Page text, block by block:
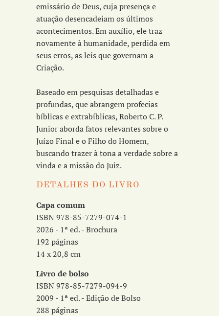
emissário de Deus, cuja presença e
atuação desencadeiam os últimos
acontecimentos. Em auxílio, ele traz
novamente à humanidade, perdida em
seus erros, as leis que governam a
Criação.
Baseado em pesquisas detalhadas e
profundas, que abrangem profecias
bíblicas e extrabíblicas, Roberto C. P.
Junior aborda fatos relevantes sobre o
Juízo Final e o Filho do Homem,
buscando trazer à tona a verdade sobre a
vinda e a missão do Juiz.
DETALHES DO LIVRO
Capa comum
ISBN 978-85-7279-074-1
2026 - 1ª ed. - Brochura
192 páginas
14 x 20,8 cm
Livro de bolso
ISBN 978-85-7279-094-9
2009 - 1ª ed. - Edição de Bolso
288 páginas